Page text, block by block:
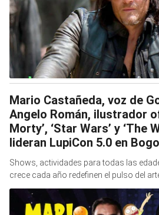
Mario Castañeda, voz de
Angelo Román, ilustrador
Morty’, ‘Star Wars’ y ‘The
lideran LupiCon 5.0 en
Shows, actividades para todas las
crece cada año redefinen el pulso del